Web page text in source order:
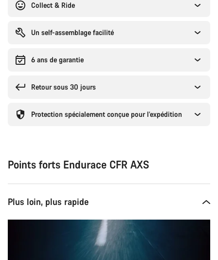
Collect & Ride
Un self-assemblage facilité
6 ans de garantie
Retour sous 30 jours
Protection spécialement conçue pour l’expédition
Points forts Endurace CFR AXS
Plus loin, plus rapide